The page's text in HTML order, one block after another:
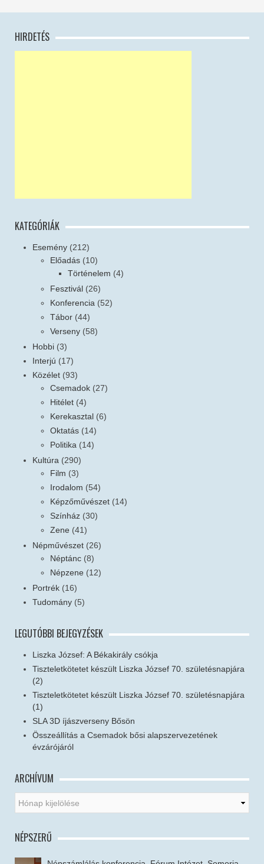
HIRDETÉS
KATEGÓRIÁK
Esemény (212)
Előadás (10)
Történelem (4)
Fesztivál (26)
Konferencia (52)
Tábor (44)
Verseny (58)
Hobbi (3)
Interjú (17)
Közélet (93)
Csemadok (27)
Hitélet (4)
Kerekasztal (6)
Oktatás (14)
Politika (14)
Kultúra (290)
Film (3)
Irodalom (54)
Képzőművészet (14)
Színház (30)
Zene (41)
Népművészet (26)
Néptánc (8)
Népzene (12)
Portrék (16)
Tudomány (5)
LEGUTÓBBI BEJEGYZÉSEK
Liszka József: A Békakirály csókja
Tiszteletkötetet készült Liszka József 70. születésnapjára
(2)
Tiszteletkötetet készült Liszka József 70. születésnapjára
(1)
SLA 3D íjászverseny Bősön
Összeállítás a Csemadok bősi alapszervezetének
évzárójáról
ARCHÍVUM
NÉPSZERŰ